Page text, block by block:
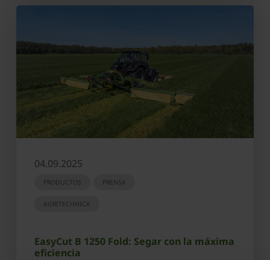
04.09.2025
PRODUCTOS PRENSA
AGRITECHNICA
EasyCut B 1250 Fold: Segar con la máxima
eficiencia